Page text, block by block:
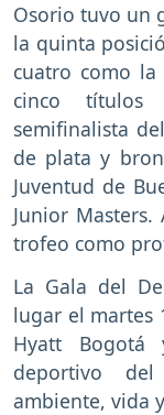
Osorio tuvo un
la quinta
cuatro como la
cinco
semifinalista
de plata y
Juventud de
Junior
trofeo como
La Gala del
lugar el martes
Hyatt Bogotá
deportivo
ambiente, vida